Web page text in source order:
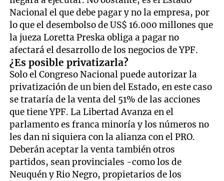
Nacional el que debe pagar y no la empresa, por
lo que el desembolso de US$ 16.000 millones que
la jueza Loretta Preska obliga a pagar no
afectará el desarrollo de los negocios de YPF.
¿Es posible privatizarla?
Solo el Congreso Nacional puede autorizar la
privatización de un bien del Estado, en este caso
se trataría de la venta del 51% de las acciones
que tiene YPF. La Libertad Avanza en el
parlamento es franca minoría y los números no
les dan ni siquiera con la alianza con el PRO.
Deberán aceptar la venta también otros
partidos, sean provinciales -como los de
Neuquén y Rio Negro, propietarios de los